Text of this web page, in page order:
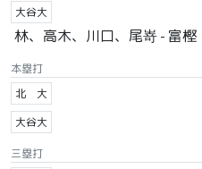
大谷大
林、高木、川口、尾嵜 - 富樫
本塁打
北 大
大谷大
三塁打